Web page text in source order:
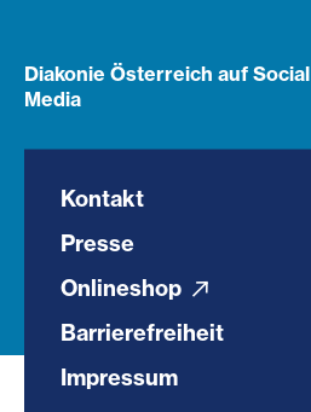
Diakonie Österreich auf Social
Media
Kontakt
Presse
Onlineshop
Barrierefreiheit
Impressum